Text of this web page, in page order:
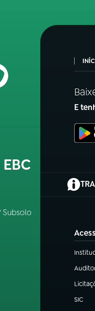
Subsolo
E
(abre
(abre
(abre
(abre
SIC
(abre